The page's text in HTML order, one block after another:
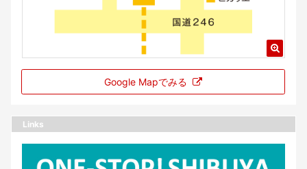
Google Mapでみる
Links